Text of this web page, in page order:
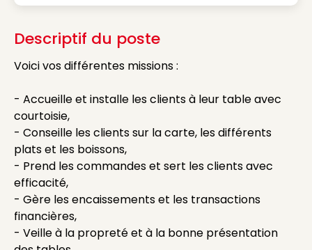
Descriptif du poste
Voici vos différentes missions :
- Accueille et installe les clients à leur table avec
courtoisie,
- Conseille les clients sur la carte, les différents
plats et les boissons,
- Prend les commandes et sert les clients avec
efficacité,
- Gère les encaissements et les transactions
financières,
- Veille à la propreté et à la bonne présentation